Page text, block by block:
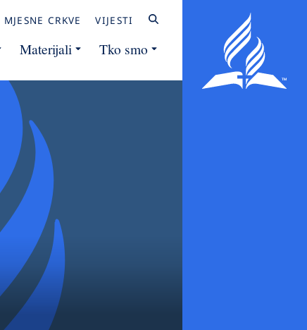
MJESNE CRKVE VIJESTI
Materijali Tko smo